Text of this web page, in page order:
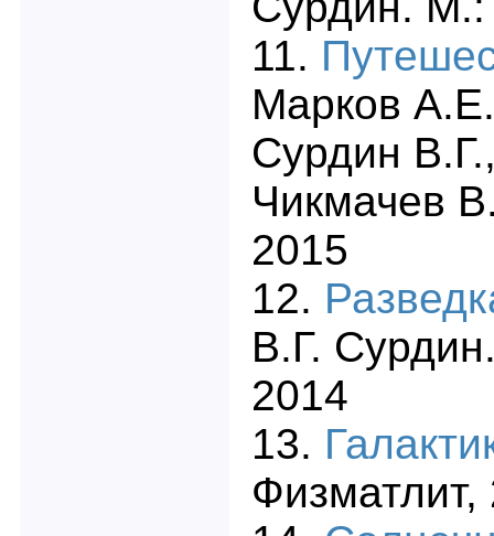
11.
Марков
Сурдин
Чикмачев
2015
12.
В.Г.
2014
13.
Физматлит,